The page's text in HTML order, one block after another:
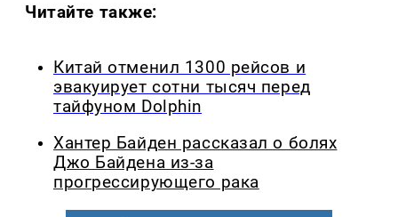
Читайте также:
Китай отменил 1300 рейсов и
эвакуирует сотни тысяч перед
тайфуном Dolphin
Хантер Байден рассказал о болях
Джо Байдена из-за
прогрессирующего рака